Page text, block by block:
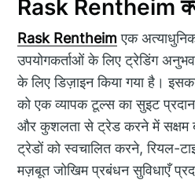
Rask Rentheim
Rask Rentheim एक
उपयोगकर्ताओं के लिए ट्रेडिंग
के लिए डिज़ाइन किया गया है।
को एक व्यापक टूल्स का सुइट
और कुशलता से ट्रेड करने में सक्षम
ट्रेडों को स्वचालित करने, रियल-
मज़बूत जोखिम प्रबंधन सुविधाएँ